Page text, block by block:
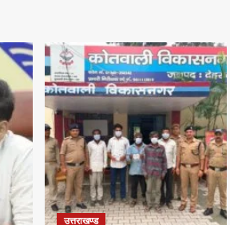
उत्तराखण्ड